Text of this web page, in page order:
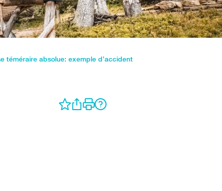
téméraire absolue: exemple d’accident